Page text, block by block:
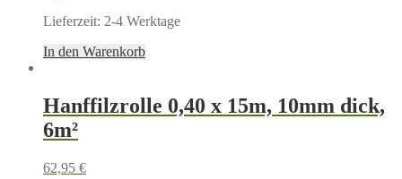
Lieferzeit: 2-4 Werktage
In den Warenkorb
Hanffilzrolle 0,40 x 15m, 10mm dick,
6m²
62,95 €